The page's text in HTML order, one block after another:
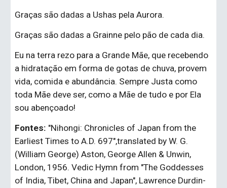
Graças são dadas a Ushas pela Aurora.
Graças são dadas a Grainne pelo pão de cada dia.
Eu na terra rezo para a Grande Mãe, que recebendo
a hidratação em forma de gotas de chuva, provem
vida, comida e abundância. Sempre Justa como
toda Mãe deve ser, como a Mãe de tudo e por Ela
sou abençoado!
Fontes: "Nihongi: Chronicles of Japan from the
Earliest Times to A.D. 697",translated by W. G.
(William George) Aston, George Allen & Unwin,
London, 1956. Vedic Hymn from "The Goddesses
of India, Tibet, China and Japan", Lawrence Durdin-